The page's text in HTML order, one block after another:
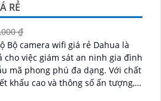
RẺ
₫
Bộ camera wifi giá rẻ Dahua là
cho việc giám sát an ninh gia đình
phong phú đa dạng. Với chất
khấu cao và thông số ấn tượng,